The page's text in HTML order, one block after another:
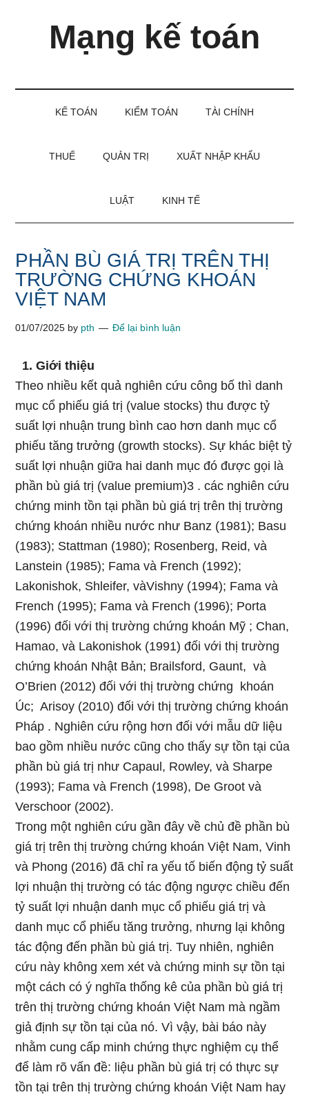
Mạng kế toán
KẾ TOÁN KIỂM TOÁN TÀI CHÍNH
THUẾ QUẢN TRỊ XUẤT NHẬP KHẨU
LUẬT KINH TẾ
PHẦN BÙ GIÁ TRỊ TRÊN THỊ
TRƯỜNG CHỨNG KHOÁN
VIỆT NAM
01/07/2025 by pth Để lại bình luận
1. Giới thiệu
Theo nhiều kết quả nghiên cứu công bố thì danh
mục cổ phiếu giá trị (value stocks) thu được tỷ
suất lợi nhuận trung bình cao hơn danh mục cổ
phiếu tăng trưởng (growth stocks). Sự khác biệt tỷ
suất lợi nhuận giữa hai danh mục đó được gọi là
phần bù giá trị (value premium)3 . các nghiên cứu
chứng minh tồn tại phần bù giá trị trên thị trường
chứng khoán nhiều nước như Banz (1981); Basu
(1983); Stattman (1980); Rosenberg, Reid, và
Lanstein (1985); Fama và French (1992);
Lakonishok, Shleifer, vàVishny (1994); Fama và
French (1995); Fama và French (1996); Porta
(1996) đối với thị trường chứng khoán Mỹ ; Chan,
Hamao, và Lakonishok (1991) đối với thị trường
chứng khoán Nhật Bản; Brailsford, Gaunt, và
O’Brien (2012) đối với thị trường chứng khoán
Úc; Arisoy (2010) đối với thị trường chứng khoán
Pháp . Nghiên cứu rộng hơn đối với mẫu dữ liệu
bao gồm nhiều nước cũng cho thấy sự tồn tại của
phần bù giá trị như Capaul, Rowley, và Sharpe
(1993); Fama và French (1998), De Groot và
Verschoor (2002).
Trong một nghiên cứu gần đây về chủ đề phần bù
giá trị trên thị trường chứng khoán Việt Nam, Vinh
và Phong (2016) đã chỉ ra yếu tố biến động tỷ suất
lợi nhuận thị trường có tác động ngược chiều đến
tỷ suất lợi nhuận danh mục cổ phiếu giá trị và
danh mục cổ phiếu tăng trưởng, nhưng lại không
tác động đến phần bù giá trị. Tuy nhiên, nghiên
cứu này không xem xét và chứng minh sự tồn tại
một cách có ý nghĩa thống kê của phần bù giá trị
trên thị trường chứng khoán Việt Nam mà ngầm
giả định sự tồn tại của nó. Vì vậy, bài báo này
nhằm cung cấp minh chứng thực nghiệm cụ thể
để làm rõ vấn đề: liệu phần bù giá trị có thực sự
tồn tại trên thị trường chứng khoán Việt Nam hay